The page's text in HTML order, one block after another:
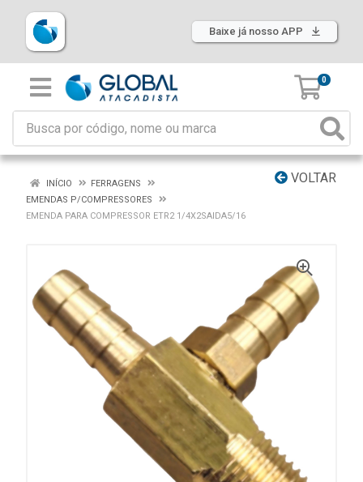
Baixe já nosso APP
0
VOLTAR
INÍCIO
FERRAGENS
EMENDAS P/COMPRESSORES
EMENDA PARA COMPRESSOR ETR2 1/4X2SAIDA5/16